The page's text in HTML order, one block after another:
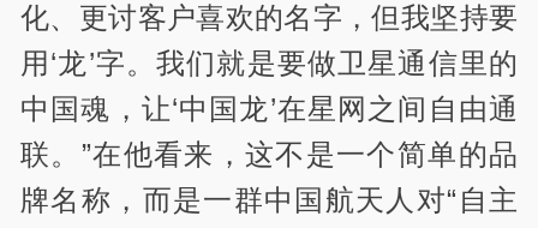
化、更讨客户喜欢的名字，但我坚持要
用‘龙’字。我们就是要做卫星通信里的
中国魂，让‘中国龙’在星网之间自由通
联。”在他看来，这不是一个简单的品
牌名称，而是一群中国航天人对“自主